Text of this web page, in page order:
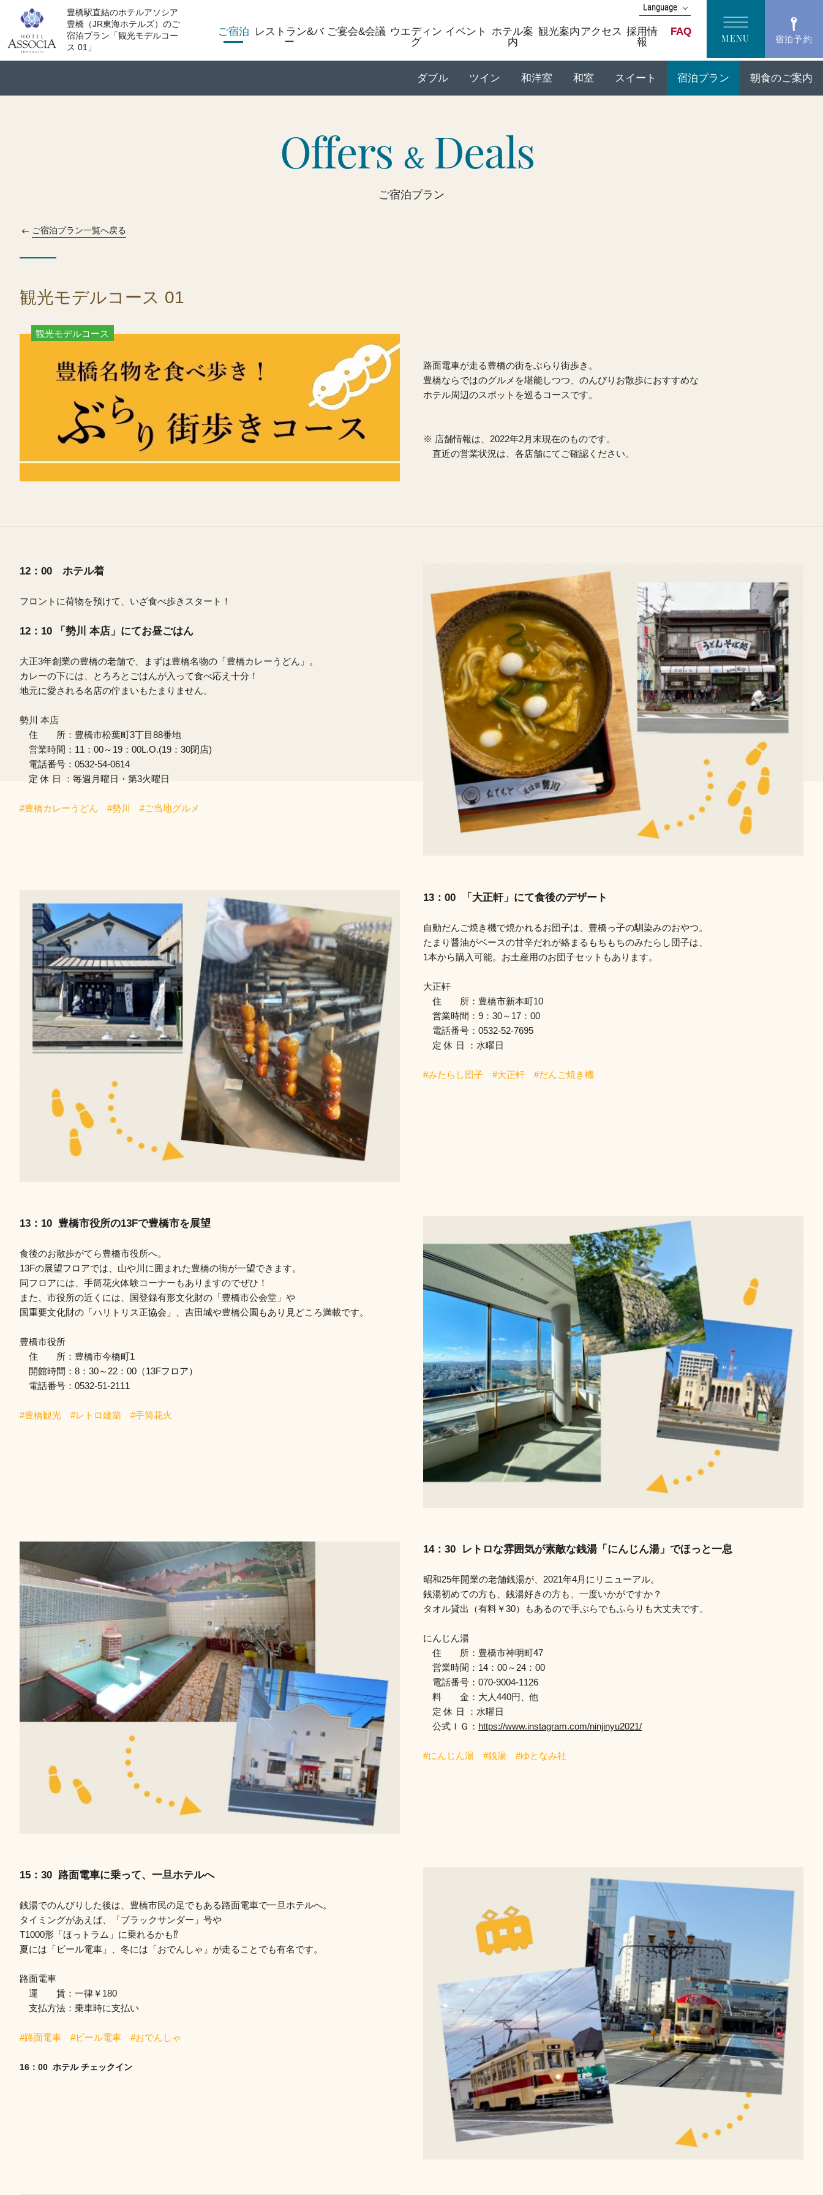
豊橋駅直結のホテルアソシア
豊橋（JR東海ホテルズ）のご
宿泊プラン「観光モデルコー
ス 01」
ご宿泊
レストラン&バ
ー
ご宴会&会議 ウエディン
グ
イベント
ホテル案
内
観光案内アクセス 採用情
報
FAQ
MENU 宿泊予約
Language
English
中文(繁體字)
한국어
ダブル ツイン 和洋室 和室 スイート 宿泊プラン 朝食のご案内
Offers & Deals
ご宿泊プラン
ご宿泊プラン一覧へ戻る
観光モデルコース 01
観光モデルコース
路面電車が走る豊橋の街をぶらり街歩き。
豊橋ならではのグルメを堪能しつつ、のんびりお散歩におすすめな
ホテル周辺のスポットを巡るコースです。
※ 店舗情報は、2022年2月末現在のものです。
直近の営業状況は、各店舗にてご確認ください。
12：00 ホテル着
フロントに荷物を預けて、いざ食べ歩きスタート！
12：10 「勢川 本店」にてお昼ごはん
大正3年創業の豊橋の老舗で、まずは豊橋名物の「豊橋カレーうどん」。
カレーの下には、とろろとごはんが入って食べ応え十分！
地元に愛される名店の佇まいもたまりません。
勢川 本店
住 所：豊橋市松葉町3丁目88番地
営業時間：11：00～19：00L.O.(19：30閉店)
電話番号：0532-54-0614
定 休 日 ：毎週月曜日・第3火曜日
#豊橋カレーうどん #勢川 #ご当地グルメ
13：00 「大正軒」にて食後のデザート
自動だんご焼き機で焼かれるお団子は、豊橋っ子の馴染みのおやつ。
たまり醤油がベースの甘辛だれが絡まるもちもちのみたらし団子は、
1本から購入可能。お土産用のお団子セットもあります。
大正軒
住 所：豊橋市新本町10
営業時間：9：30～17：00
電話番号：0532-52-7695
定 休 日 ：水曜日
#みたらし団子 #大正軒 #だんご焼き機
13：10 豊橋市役所の13Fで豊橋市を展望
食後のお散歩がてら豊橋市役所へ。
13Fの展望フロアでは、山や川に囲まれた豊橋の街が一望できます。
同フロアには、手筒花火体験コーナーもありますのでぜひ！
また、市役所の近くには、国登録有形文化財の「豊橋市公会堂」や
国重要文化財の「ハリトリス正協会」、吉田城や豊橋公園もあり見どころ満載です。
豊橋市役所
住 所：豊橋市今橋町1
開館時間：8：30～22：00（13Fフロア）
電話番号：0532-51-2111
#豊橋観光 #レトロ建築 #手筒花火
14：30 レトロな雰囲気が素敵な銭湯「にんじん湯」でほっと一息
昭和25年開業の老舗銭湯が、2021年4月にリニューアル。
銭湯初めての方も、銭湯好きの方も、一度いかがですか？
タオル貸出（有料￥30）もあるので手ぶらでもふらりも大丈夫です。
にんじん湯
住 所：豊橋市神明町47
営業時間：14：00～24：00
電話番号：070-9004-1126
料 金：大人440円、他
定 休 日 ：水曜日
公式ＩＧ： https://www.instagram.com/ninjinyu2021/
#にんじん湯 #銭湯 #ゆとなみ社
15：30 路面電車に乗って、一旦ホテルへ
銭湯でのんびりした後は、豊橋市民の足でもある路面電車で一旦ホテルへ。
タイミングがあえば、「ブラックサンダー」号や
T1000形「ほっトラム」に乗れるかも⁉
夏には「ビール電車」、冬には「おでんしゃ」が走ることでも有名です。
路面電車
運 賃：一律￥180
支払方法：乗車時に支払い
#路面電車 #ビール電車 #おでんしゃ
16：00 ホテル チェックイン